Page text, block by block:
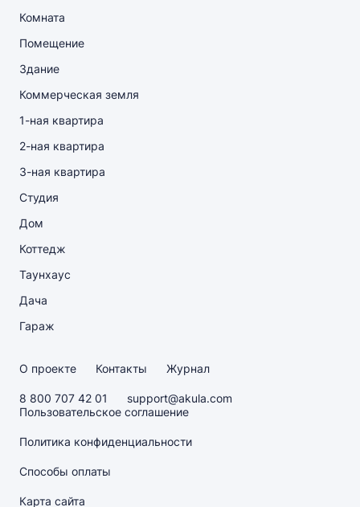
Комната
Помещение
Здание
Коммерческая земля
1-ная квартира
2-ная квартира
3-ная квартира
Студия
Дом
Коттедж
Таунхаус
Дача
Гараж
О проекте Контакты Журнал
8 800 707 42 01
support@akula.com
Пользовательское соглашение
Политика конфиденциальности
Способы оплаты
Карта сайта